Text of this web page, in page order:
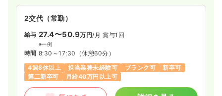
2交代（常勤）
給与 27.4〜50.9万円/月 賞与1回
※一例
時間 8:30～17:30 （休憩60分）
4週8休以上
担当業務未経験可 ブランク可
新卒可
第二新卒可
月給40万円以上可